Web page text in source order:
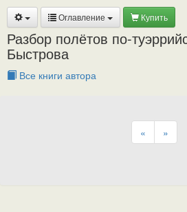
Оглавление Купить
Разбор полётов по-
Быстрова
Все книги автора
« »